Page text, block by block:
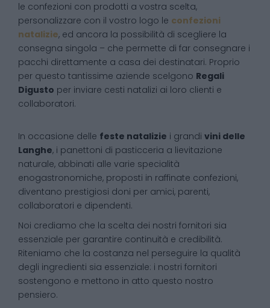
le confezioni con prodotti a vostra scelta,
personalizzare con il vostro logo le confezioni
natalizie, ed ancora la possibilità di scegliere la
consegna singola – che permette di far consegnare i
pacchi direttamente a casa dei destinatari. Proprio
per questo tantissime aziende scelgono Regali
Digusto per inviare cesti natalizi ai loro clienti e
collaboratori.
In occasione delle feste natalizie i grandi vini delle
Langhe, i panettoni di pasticceria a lievitazione
naturale, abbinati alle varie specialità
enogastronomiche, proposti in raffinate confezioni,
diventano prestigiosi doni per amici, parenti,
collaboratori e dipendenti.
Noi crediamo che la scelta dei nostri fornitori sia
essenziale per garantire continuità e credibilità.
Riteniamo che la costanza nel perseguire la qualità
degli ingredienti sia essenziale: i nostri fornitori
sostengono e mettono in atto questo nostro
pensiero.